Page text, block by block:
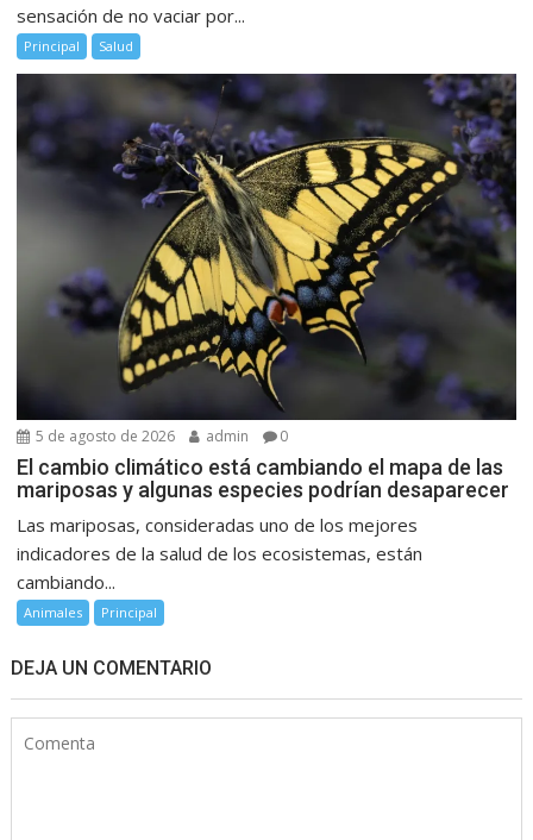
sensación de no vaciar por...
Principal Salud
5 de agosto de 2026 admin 0
El cambio climático está cambiando el mapa de las
mariposas y algunas especies podrían desaparecer
Las mariposas, consideradas uno de los mejores
indicadores de la salud de los ecosistemas, están
cambiando...
Animales Principal
DEJA UN COMENTARIO